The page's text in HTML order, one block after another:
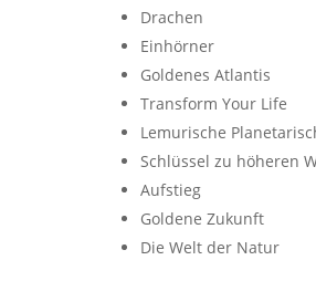
Drachen
Einhörner
Goldenes Atlantis
Transform Your Life
Lemurische
Schlüssel zu höheren
Aufstieg
Goldene Zukunft
Die Welt der Natur